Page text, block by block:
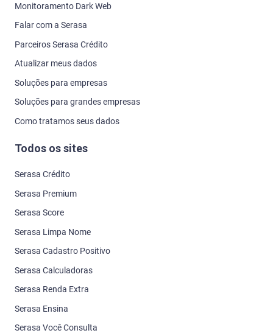
Monitoramento Dark Web
Falar com a Serasa
Parceiros Serasa Crédito
Atualizar meus dados
Soluções para empresas
Soluções para grandes empresas
Como tratamos seus dados
Todos os sites
Serasa Crédito
Serasa Premium
Serasa Score
Serasa Limpa Nome
Serasa Cadastro Positivo
Serasa Calculadoras
Serasa Renda Extra
Serasa Ensina
Serasa Você Consulta